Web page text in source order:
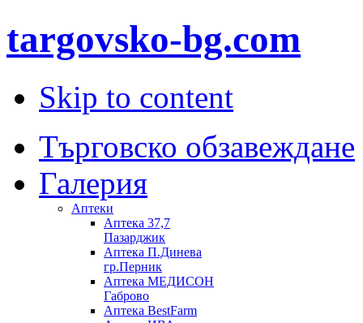
targovsko-bg.com
Skip to content
Търговско обзавеждане
Галерия
Аптеки
Аптека 37,7
Пазарджик
Aптека П.Динева
гр.Перник
Аптека МЕДИСОН
Габрово
Аптека BestFarm